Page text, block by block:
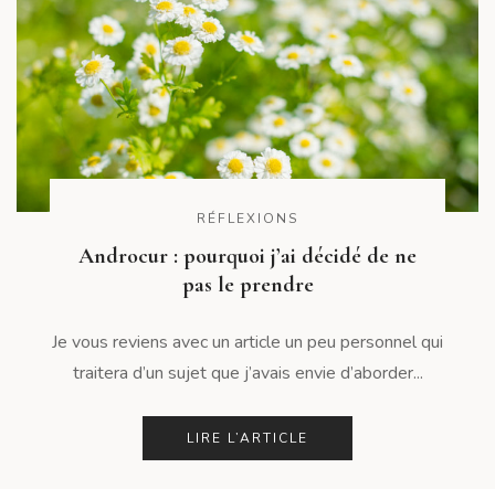
RÉFLEXIONS
Androcur : pourquoi j’ai décidé de ne
pas le prendre
Je vous reviens avec un article un peu personnel qui
traitera d’un sujet que j’avais envie d’aborder...
LIRE L’ARTICLE